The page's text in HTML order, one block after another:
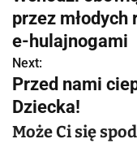
a
w
i
g
a
przez
e-hulajnogami
Next:
Przed nami
Dziecka!
Może Ci się